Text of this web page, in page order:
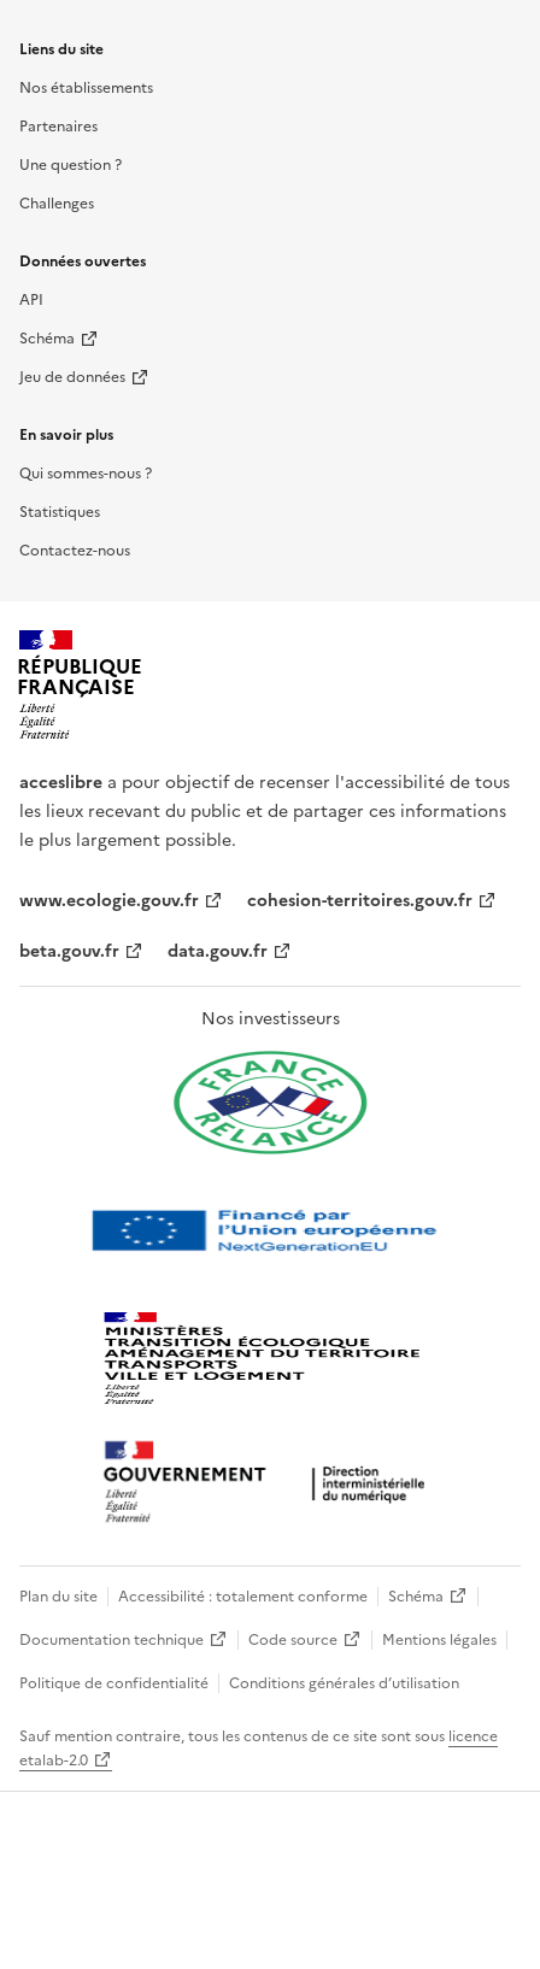
Liens du site
Nos établissements
Partenaires
Une question ?
Challenges
Données ouvertes
API
Schéma
Jeu de données
En savoir plus
Qui sommes-nous ?
Statistiques
Contactez-nous
RÉPUBLIQUE
FRANÇAISE
acceslibre a pour objectif de recenser l'accessibilité de tous
les lieux recevant du public et de partager ces informations
le plus largement possible.
www.ecologie.gouv.fr
cohesion-territoires.gouv.fr
beta.gouv.fr
data.gouv.fr
Nos investisseurs
Plan du site Accessibilité : totalement conforme
Schéma
Documentation technique
Code source
Mentions légales
Politique de confidentialité
Conditions générales d’utilisation
Sauf mention contraire, tous les contenus de ce site sont sous licence
etalab-2.0